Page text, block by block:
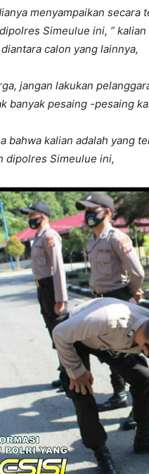
menyampaikan secara
Simeulue ini, ”
calon yang lainnya,
jangan lakukan
banyak pesaing -pesaing
bahwa kalian adalah yang
dipolres Simeulue ini,